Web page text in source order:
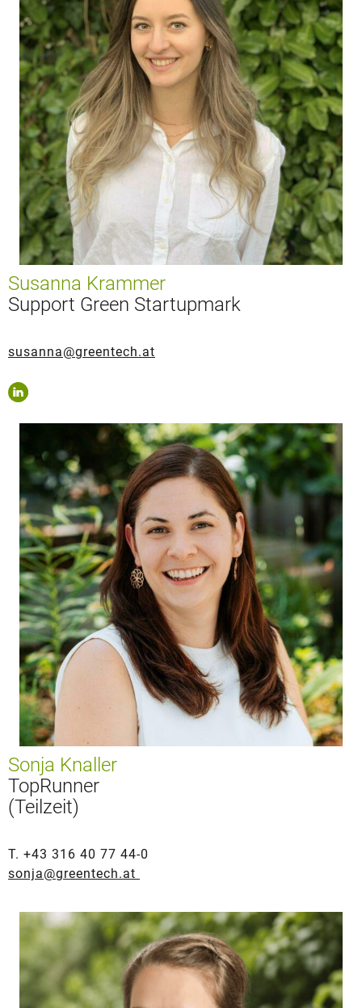
Susanna Krammer
Support Green Startupmark
susanna@greentech.at
Sonja Knaller
TopRunner
(Teilzeit)
T. +43 316 40 77 44-0
sonja@greentech.at